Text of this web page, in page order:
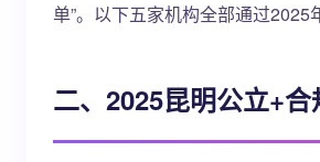
单”。以下五家机构全部通过
二、2025昆明公立+